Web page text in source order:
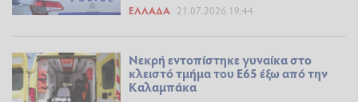
ΕΛΛΆΔΑ 21.07.2026 19:44
Νεκρή εντοπίστηκε γυναίκα στο
κλειστό τμήμα του Ε65 έξω από την
Καλαμπάκα